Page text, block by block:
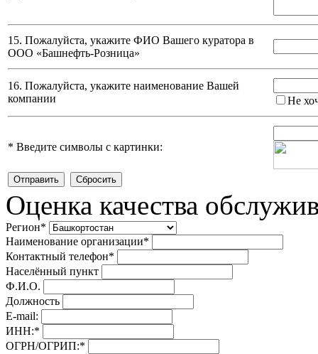
15. Пожалуйста, укажите ФИО Вашего куратора в
ООО «Башнефть-Розница»
16. Пожалуйста, укажите наименование Вашей
компании
Не
* Введите символы с картинки:
Оценка качества
Регион*
Наименование организации*
Контактный телефон*
Населённый пункт
Ф.И.О.
Должность
E-mail:
ИНН:*
ОГРН/ОГРИП:*